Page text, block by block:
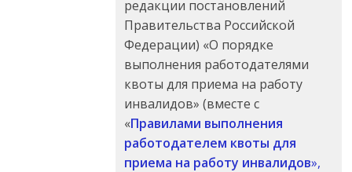
редакции постановлений
Правительства Российской
Федерации) «О порядке
выполнения работодателями
квоты для приема на работу
инвалидов» (вместе с
«Правилами выполнения
работодателем квоты для
приема на работу инвалидов»,